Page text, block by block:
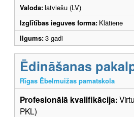
Valoda:latviešu (LV)
Izglītības ieguves forma: Klātiene
Ilgums:3 gadi
Ēdināšanas
Rīgas Ēbelmuižas pamatskola
Profesionālā kvalifikācija:
PKL)